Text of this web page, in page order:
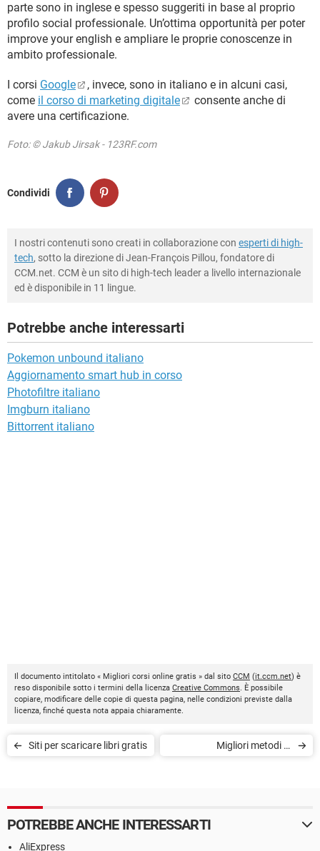
parte sono in inglese e spesso suggeriti in base al proprio
profilo social professionale. Un’ottima opportunità per poter
improve your english e ampliare le proprie conoscenze in
ambito professionale.
I corsi Google
, invece, sono in italiano e in alcuni casi,
come il corso di marketing digitale
consente anche di
avere una certificazione.
Foto: © Jakub Jirsak - 123RF.com
Condividi
I nostri contenuti sono creati in collaborazione con esperti di high-
tech, sotto la direzione di Jean-François Pillou, fondatore di
CCM.net. CCM è un sito di high-tech leader a livello internazionale
ed è disponibile in 11 lingue.
Potrebbe anche interessarti
Pokemon unbound italiano
Aggiornamento smart hub in corso
Photofiltre italiano
Imgburn italiano
Bittorrent italiano
Il documento intitolato « Migliori corsi online gratis » dal sito CCM (it.ccm.net) è
reso disponibile sotto i termini della licenza Creative Commons. È possibile
copiare, modificare delle copie di questa pagina, nelle condizioni previste dalla
licenza, finché questa nota appaia chiaramente.
Siti per scaricare libri gratis
Migliori metodi di
POTREBBE ANCHE INTERESSARTI
AliExpress